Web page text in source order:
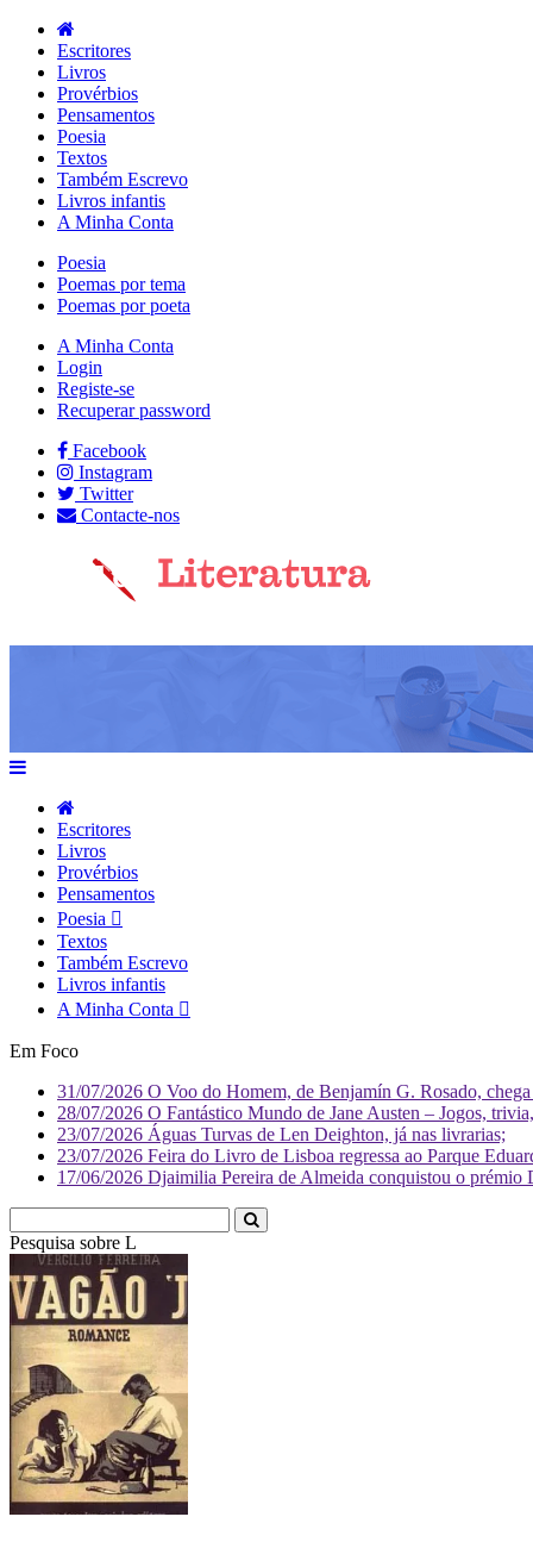
Escritores
Livros
Provérbios
Pensamentos
Poesia
Textos
Também Escrevo
Livros infantis
A Minha Conta
Poesia
Poemas por tema
Poemas por poeta
A Minha Conta
Login
Registe-se
Recuperar password
Facebook
Instagram
Twitter
Contacte-nos
Escritores
Livros
Provérbios
Pensamentos
Poesia
Textos
Também Escrevo
Livros infantis
A Minha Conta
Em Foco
31/07/2026 O Voo do Homem, de Benjamín G. Rosado,
28/07/2026 O Fantástico Mundo de Jane Austen – Jogos,
23/07/2026 Águas Turvas de Len Deighton, já nas livrarias;
23/07/2026 Feira do Livro de Lisboa regressa ao Parque
17/06/2026 Djaimilia Pereira de Almeida conquistou o
Pesquisa sobre Literatura